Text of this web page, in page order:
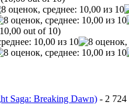
out of 10)
Saga: Breaking Dawn) - 2 724